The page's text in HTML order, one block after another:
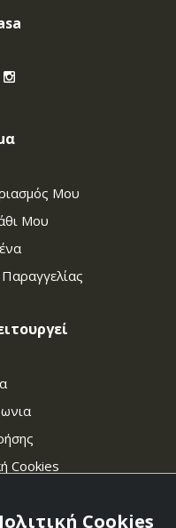
Μου
Μου
Παραγγελίας
Cookies
Cookies